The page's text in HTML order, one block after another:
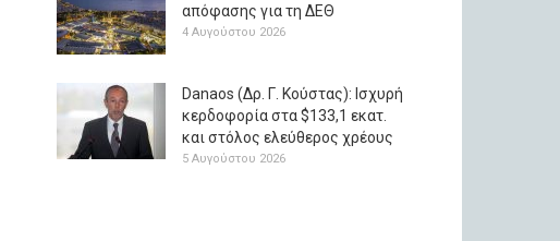
απόφασης για τη ΔΕΘ
4 Αυγούστου 2026
Danaos (Δρ. Γ. Κούστας): Ισχυρή
κερδοφορία στα $133,1 εκατ.
και στόλος ελεύθερος χρέους
5 Αυγούστου 2026